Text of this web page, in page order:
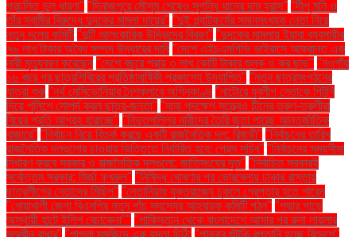
প্রচলিত ভুল ধারণা" "দিনাজপুরে মৌসুম শেষেও সুগন্ধি ধানের দাম হ্রাস" "দীপু মনি ও
তাঁর স্বামীর বিরুদ্ধে দুদকের মামলা দায়ের" "দুই প্ল্যাটফর্মের সমানসংখ্যক নেতা নিয়ে
নতুন দলের কমিটি "দুটি আলংকারিক উদ্ভিদের বিবরণ" "দুদকের মামলায় ইয়াবা ব্যবসায়ীর
৭৬ লাখ টাকার অবৈধ সম্পদ উদ্ধারের দাবি "দেশে এইচএমপিভি ভাইরাসে আক্রান্ত এক
নারী মৃত্যুবরণ করেছেন "দেশে বছরে প্রায় ৩ লাখ কোটি টাকার শুল্ক ও কর ছাড়" "নওগাঁয়
১৬ বছর পর ছাত্রশিবিরের প্রতিষ্ঠাবার্ষিকী প্রকাশ্যে উদযাপিত" "নতুন ছাত্রসংগঠনের
যাত্রা শুরু "নর্থ মেসিডোনিয়ার নৈশক্লাবে অগ্নিকাণ্ড "নাটোরে যুবলীগ নেতাকে পিটুনি
দিয়ে পুলিশে সোপর্দ করল ছাত্র-জনতা" "নানা পদক্ষেপ সত্ত্বেও চীনের তরুণ-তরুণীরা
বিয়ের প্রতি আগ্রহ হারাচ্ছে" "নিভৃতপল্লির নারীদের তৈরি জুতা পাচ্ছে আন্তর্জাতিক
বাজারে" "নির্বাচন নিয়ে বিতর্ক করছে একটি রাজনৈতিক দল: রিজভী" "নির্বাচনের তারিখ
রাজনৈতিক দলগুলোর চাওয়ার ভিত্তিতে নির্ধারিত হবে: প্রেস সচিব" "নির্বাচনের সময়সীমা
নির্ধারণ করবে সরকার ও রাজনৈতিক দলগুলো: জাতিসংঘের দূত" "নির্বাচিত সরকারই
সর্বোত্তম সরকার: মির্জা ফখরুল" "নিষিদ্ধ ঘোষণার পর ভোরবেলায় ঢাকার রাস্তায়
ছাত্রলীগের নেতাদের মিছিল" "নেতানিয়াহু যুক্তরাজ্যে ঢুকলে গ্রেপ্তার হতে পারেন
"নোয়াখালী জেলা বিএনপির নতুন পাঁচ সদস্যের আহ্বায়ক কমিটি গঠন" "পদ্মার পাড়ে
অস্থায়ী হাটে ইলিশ বেচাকেনা"'' "পাকিস্তান থেকে বাংলাদেশে আসার পর রুনা লায়লার
সম্মুখীন বাধার" "পাগলা মসজিদে এক বস্তা চিঠি: "পাবনার শুঁটকি রপ্তানি হচ্ছে বিদেশে"